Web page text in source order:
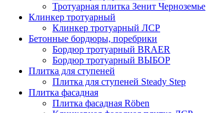
Тротуарная плитка Зенит Черноземье
Клинкер тротуарный
Клинкер тротуарный ЛСР
Бетонные бордюры, поребрики
Бордюр тротуарный BRAER
Бордюр тротуарный ВЫБОР
Плитка для ступеней
Плитка для ступеней Steady Step
Плитка фасадная
Плитка фасадная Röben